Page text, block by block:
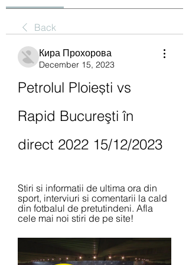
Back
Кира Прохорова
December 15, 2023
Petrolul Ploiești vs
Rapid Bucureşti în
direct 2022 15/12/2023
Stiri si informatii de ultima ora din
sport, interviuri si comentarii la cald
din fotbalul de pretutindeni. Afla
cele mai noi stiri de pe site!